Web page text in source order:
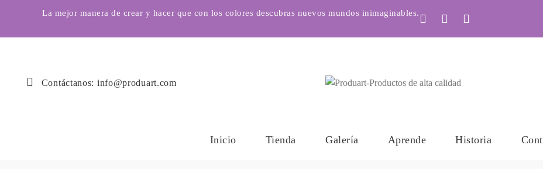
La mejor manera de crear y hacer que con los colores descubras nuevos mundos inimaginables.
Contáctanos: info@produart.com
Inicio Tienda Galería Aprende Historia